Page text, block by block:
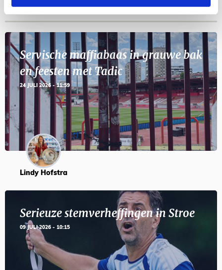
Blogs
Servische maffiabaas in grauwe bak
en feesten met Tadic
24 JULI 2026 - 11:59
Lindy Hofstra
Serieuze stemverheffingen in Stroe
09 JULI 2026 - 10:15